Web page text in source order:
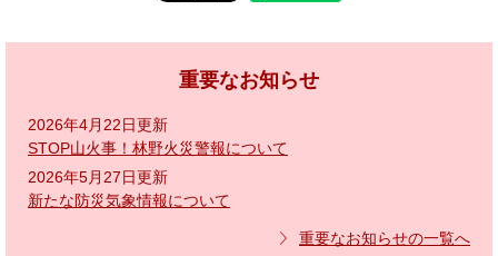
重要なお知らせ
2026年4月22日更新
STOP山火事！林野火災警報について
2026年5月27日更新
新たな防災気象情報について
重要なお知らせの一覧へ